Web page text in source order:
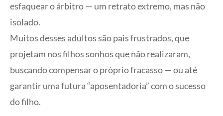
esfaquear o árbitro — um retrato extremo, mas não
isolado.
Muitos desses adultos são pais frustrados, que
projetam nos filhos sonhos que não realizaram,
buscando compensar o próprio fracasso — ou até
garantir uma futura “aposentadoria” com o sucesso
do filho.